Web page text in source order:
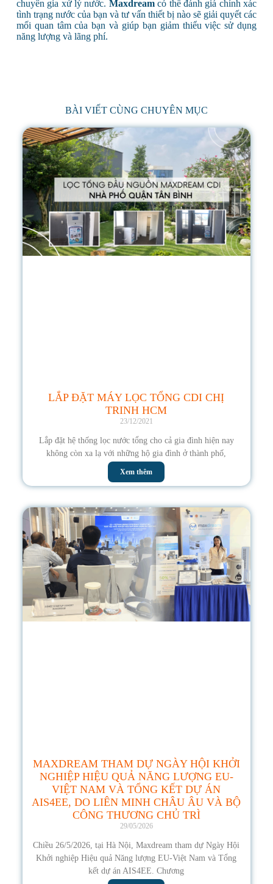
chuyên gia xử lý nước. Maxdreamcó thể đánh giá chính xác
tình trạng nước của bạn và tư vấn thiết bị nào sẽ giải quyết các
mối quan tâm của bạn và giúp bạn giảm thiểu việc sử dụng
năng lượng và lãng phí.
BÀI VIẾT CÙNG CHUYÊN MỤC
LẮP ĐẶT MÁY LỌC TỔNG CDI CHỊ
TRINH HCM
23/12/2021
Lắp đặt hệ thống lọc nước tổng cho cả gia đình hiện nay
không còn xa lạ với những hộ gia đình ở thành phố,
Xem thêm
MAXDREAM THAM DỰ NGÀY HỘI KHỞI
NGHIỆP HIỆU QUẢ NĂNG LƯỢNG EU-
VIỆT NAM VÀ TỔNG KẾT DỰ ÁN
AIS4EE, DO LIÊN MINH CHÂU ÂU VÀ BỘ
CÔNG THƯƠNG CHỦ TRÌ
29/05/2026
Chiều 26/5/2026, tại Hà Nội, Maxdream tham dự Ngày Hội
Khởi nghiệp Hiệu quả Năng lượng EU-Việt Nam và Tổng
kết dự án AIS4EE. Chương